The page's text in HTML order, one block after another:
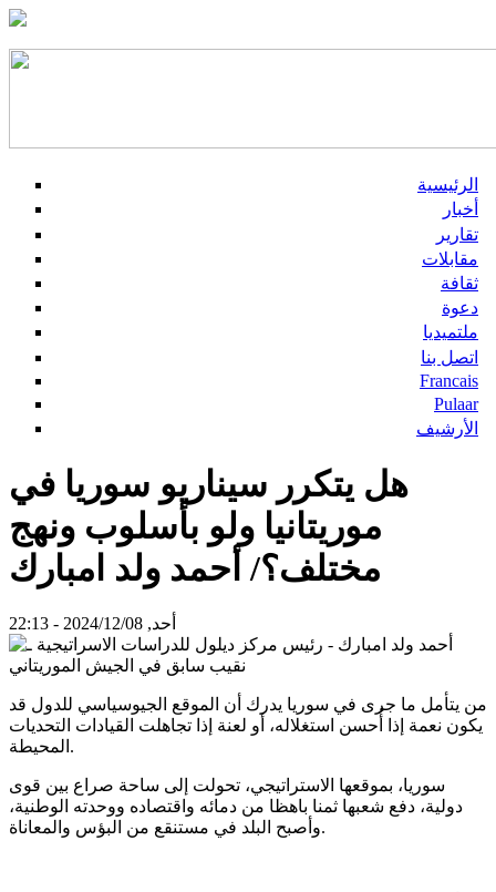
الرئيسية
أخبار
تقارير
مقابلات
ثقافة
دعوة
ملتميديا
اتصل بنا
Francais
Pulaar
الأرشيف
هل يتكرر سيناريو سوريا في
موريتانيا ولو بأسلوب ونهج
مختلف؟/ أحمد ولد امبارك
أحد, 2024/12/08 - 22:13
من يتأمل ما جرى في سوريا يدرك أن الموقع الجيوسياسي للدول قد
يكون نعمة إذا أُحسن استغلاله، أو لعنة إذا تجاهلت القيادات التحديات
المحيطة.
سوريا، بموقعها الاستراتيجي، تحولت إلى ساحة صراع بين قوى
دولية، دفع شعبها ثمنا باهظا من دمائه واقتصاده ووحدته الوطنية،
وأصبح البلد في مستنقع من البؤس والمعاناة.